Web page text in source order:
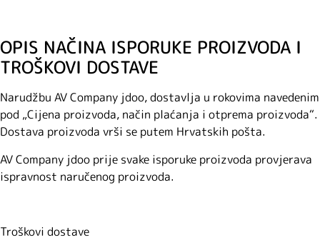
OPIS NAČINA ISPORUKE PROIZVODA I
TROŠKOVI DOSTAVE
Narudžbu AV Company jdoo, dostavlja u rokovima navedenim
pod „Cijena proizvoda, način plaćanja i otprema proizvoda“.
Dostava proizvoda vrši se putem Hrvatskih pošta.
AV Company jdoo prije svake isporuke proizvoda provjerava
ispravnost naručenog proizvoda.
Troškovi dostave